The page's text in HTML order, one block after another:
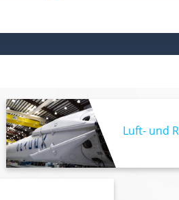
Luft- und